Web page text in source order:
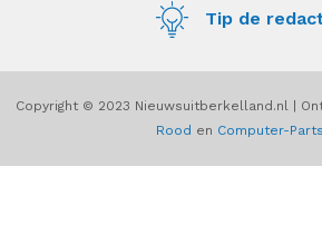
Tip de
Copyright © 2023 Nieuwsuitberkelland.nl |
Rood en Computer-